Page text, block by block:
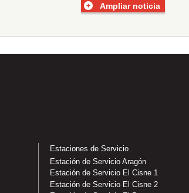
Ampliar noticia
Estaciones de Servicio
Estación de Servicio Aragón
Estación de Servicio El Cisne 1
Estación de Servicio El Cisne 2